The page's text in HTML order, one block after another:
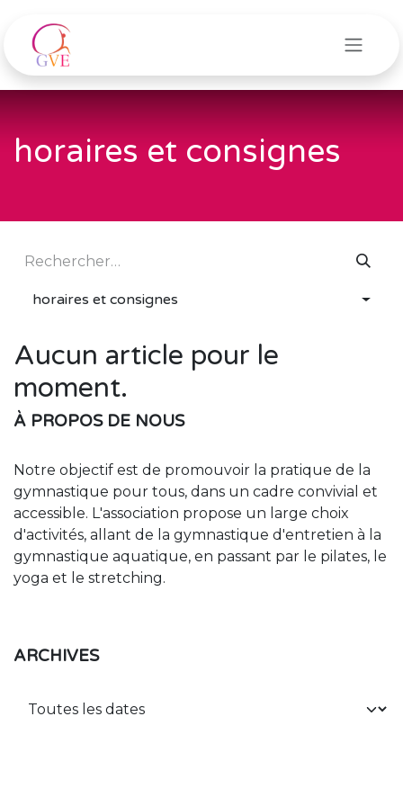
horaires et consignes
horaires et consignes
Aucun article pour le
moment.
À PROPOS DE NOUS
Notre objectif est de promouvoir la pratique de la
gymnastique pour tous, dans un cadre convivial et
accessible. L'association propose un large choix
d'activités, allant de la gymnastique d'entretien à la
gymnastique aquatique, en passant par le pilates, le
yoga et le stretching.
ARCHIVES